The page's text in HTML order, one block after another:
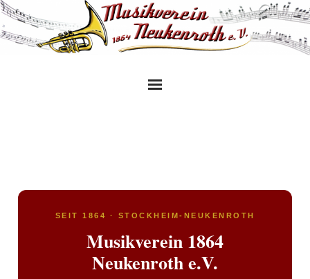
Skip
to
content
SEIT 1864 · STOCKHEIM-NEUKENROTH
Musikverein 1864
Neukenroth e.V.